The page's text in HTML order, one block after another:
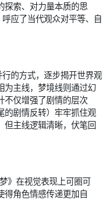
探索、对力量本质的思
应了当代观众对平等、自
的方式，逐步揭开世界观
为主线，梦境线则通过幻
不仅增强了剧情的层次
的剧情反转）牢牢抓住观
但主线逻辑清晰，伏笔回
》在视觉表现上可圈可
得角色情感传递更加自